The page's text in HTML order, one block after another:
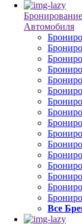
Бронирование
Автомобиля
Все